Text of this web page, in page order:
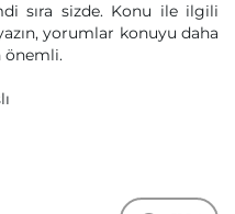
sıra sizde. Konu ile ilgili
yorumlar konuyu daha
önemli.